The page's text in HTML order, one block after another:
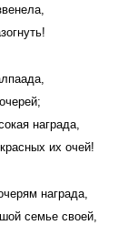
награда,
их очей!
награда,
семье своей,